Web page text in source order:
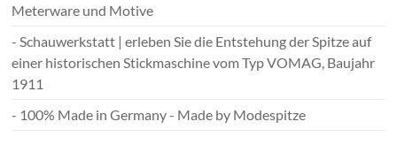
Meterware und Motive
- Schauwerkstatt | erleben Sie die Entstehung der Spitze auf
einer historischen Stickmaschine vom Typ VOMAG, Baujahr
1911
- 100% Made in Germany - Made by Modespitze